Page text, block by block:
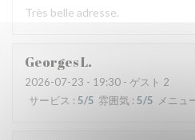
Très belle adresse.
GeorgesL
2026-07-23 - 19:30 - ゲスト 2
サービス : 5/5 雰囲気 : 5/5 メニュ